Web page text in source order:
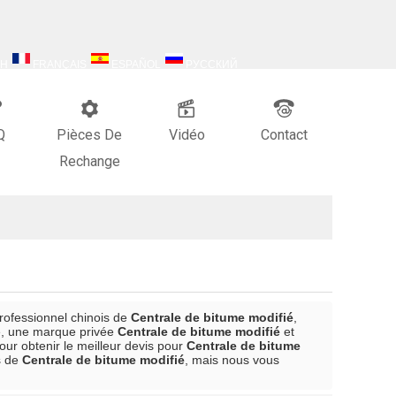
Pièces De
Rechange
Vidéo Contact
chinois de Centrale de bitume modifié
une marque privée Centrale de bitume modifié et
obtenir le meilleur devis pour Centrale de bitume
de Centrale de bitume modifié , mais nous vous